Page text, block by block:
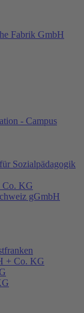
Fabrik GmbH
- Campus
Sozialpädagogik
Co. KG
gGmbH
+ Co. KG